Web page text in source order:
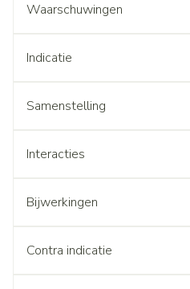
Waarschuwingen
Indicatie
Samenstelling
Interacties
Bijwerkingen
Contra indicatie